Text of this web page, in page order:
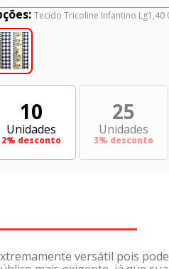
Tecido Tricoline Infantino Lg1,40
10
Unidades
2% desconto
25
Unidades
3% desconto
versátil pois